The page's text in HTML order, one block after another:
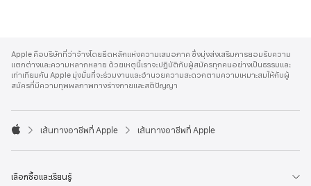
p
p
l
e
o
t
r
Apple คือบริษัทที่ว่าจ้างโดยยึดหลักแห่งความเสมอภาค ซึ่งมุ่งส่งเสริมการยอมรับความ
แตกต่างและความหลากหลาย ด้วยเหตุนี้เราจะปฏิบัติกับผู้สมัครทุกคนอย่างเป็นธรรมและ
เท่าเทียมกัน Apple มุ่งมั่นที่จะร่วมงานและอำนวยความสะดวกตามความเหมาะสมให้กับผู้
สมัครที่มีความทุพพลภาพทางร่างกายและสติปัญญา

p
l
เส้นทางอาชีพที่ Apple เส้นทางอาชีพที่ Apple
เลือกซื้อและเรียนรู้